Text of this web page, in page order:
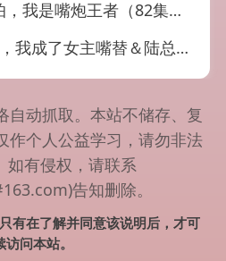
炮王者（82集）孙子航＆苏语桐
＆陆总，夫人她改邪归正（80集）孙子航＆祁乐
自动抓取。本站不储存、复
作个人公益学习，请勿非法
如有侵权，请联系
告知删除。
有在了解并同意该说明后，才可
访问本站。